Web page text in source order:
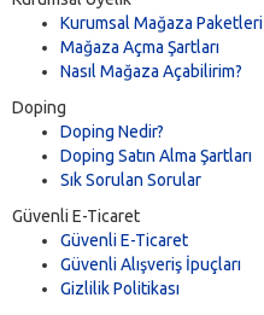
Kurumsal Mağaza Paketleri
Mağaza Açma Şartları
Nasıl Mağaza Açabilirim?
Doping
Doping Nedir?
Doping Satın Alma Şartları
Sık Sorulan Sorular
Güvenli E-Ticaret
Güvenli E-Ticaret
Güvenli Alışveriş İpuçları
Gizlilik Politikası